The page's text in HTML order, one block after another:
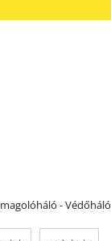
- Védőháló